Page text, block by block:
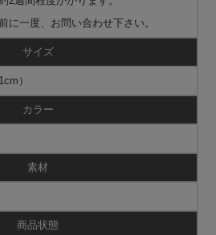
に一度、お問い合わせ下さい。
サイズ
）
カラー
素材
商品状態